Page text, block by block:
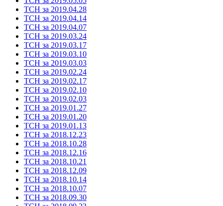
ТСН за 2019.04.28
ТСН за 2019.04.14
ТСН за 2019.04.07
ТСН за 2019.03.24
ТСН за 2019.03.17
ТСН за 2019.03.10
ТСН за 2019.03.03
ТСН за 2019.02.24
ТСН за 2019.02.17
ТСН за 2019.02.10
ТСН за 2019.02.03
ТСН за 2019.01.27
ТСН за 2019.01.20
ТСН за 2019.01.13
ТСН за 2018.12.23
ТСН за 2018.10.28
ТСН за 2018.12.16
ТСН за 2018.10.21
ТСН за 2018.12.09
ТСН за 2018.10.14
ТСН за 2018.10.07
ТСН за 2018.09.30